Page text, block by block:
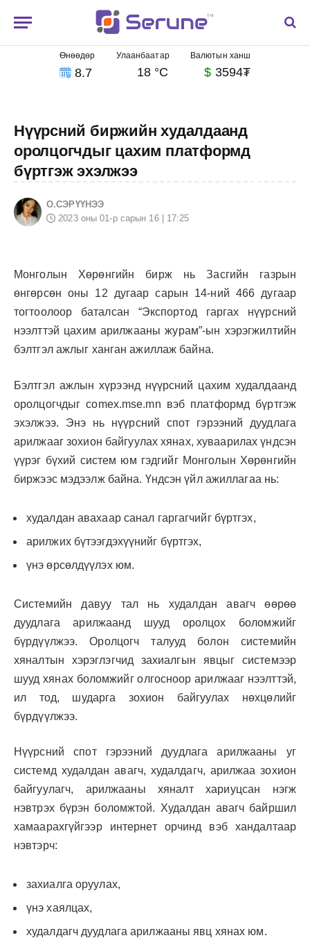
Өнөөдөр
8.7
Улаанбаатар
18 °C
Валютын ханш
$ 3594₮
Нүүрсний биржийн худалдаанд
оролцогчдыг цахим платформд
бүртгэж эхэлжээ
О.СЭРҮҮНЭЭ
2023 оны 01-р сарын 16 | 17:25
Монголын Хөрөнгийн бирж нь Засгийн газрын
өнгөрсөн оны 12 дугаар сарын 14-ний 466 дугаар
тогтоолоор баталсан “Экспортод гаргах нүүрсний
нээлттэй цахим арилжааны журам”-ын хэрэгжилтийн
бэлтгэл ажлыг ханган ажиллаж байна.
Бэлтгэл ажлын хүрээнд нүүрсний цахим худалдаанд
оролцогчдыг comex.mse.mn вэб платформд бүртгэж
эхэлжээ. Энэ нь нүүрсний спот гэрээний дуудлага
арилжааг зохион байгуулах хянах, хуваарилах үндсэн
үүрэг бүхий систем юм гэдгийг Монголын Хөрөнгийн
биржээс мэдээлж байна. Үндсэн үйл ажиллагаа нь:
худалдан авахаар санал гаргагчийг бүртгэх,
арилжих бүтээгдэхүүнийг бүртгэх,
үнэ өрсөлдүүлэх юм.
Системийн давуу тал нь худалдан авагч өөрөө
дуудлага арилжаанд шууд оролцох боломжийг
бүрдүүлжээ. Оролцогч талууд болон системийн
хяналтын хэрэглэгчид захиалгын явцыг системээр
шууд хянах боломжийг олгосноор арилжааг нээлттэй,
ил тод, шударга зохион байгуулах нөхцөлийг
бүрдүүлжээ.
Нүүрсний спот гэрээний дуудлага арилжааны уг
системд худалдан авагч, худалдагч, арилжаа зохион
байгуулагч, арилжааны хяналт хариуцсан нэгж
нэвтрэх бүрэн боломжтой. Худалдан авагч байршил
хамаарахгүйгээр интернет орчинд вэб хандалтаар
нэвтэрч:
захиалга оруулах,
үнэ хаялцах,
худалдагч дуудлага арилжааны явц хянах юм.